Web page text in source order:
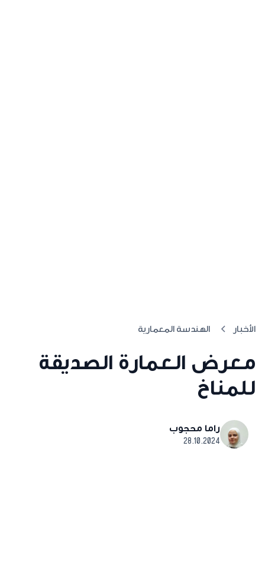
الأخبار الهندسة المعمارية
معرض العمارة الصديقة
للمناخ
راما محجوب
28.10.2024